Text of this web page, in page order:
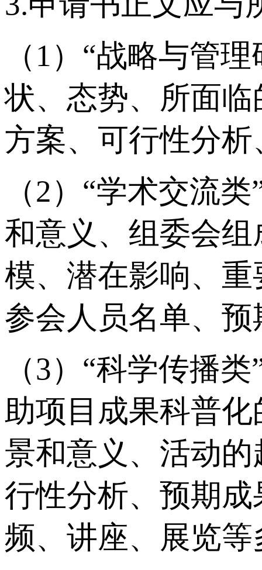
（1）“战略与管
状、态势、所面
方案、可行性分
（2）“学术交流
和意义、组委会
模、潜在影响、
参会人员名单、
（3）“科学传播
助项目成果科普
景和意义、活动
行性分析、预期
频、讲座、展览